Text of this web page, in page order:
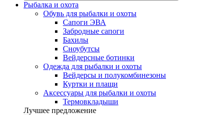
Рыбалка и охота
Обувь для рыбалки и охоты
Сапоги ЭВА
Забродные сапоги
Бахилы
Сноубутсы
Вейдерсные ботинки
Одежда для рыбалки и охоты
Вейдерсы и полукомбинезоны
Куртки и плащи
Аксессуары для рыбалки и охоты
Термовкладыши
Лучшее предложение